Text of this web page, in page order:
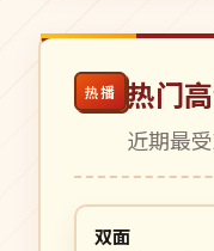
热播 热门
近期最
韩国
完结
双面